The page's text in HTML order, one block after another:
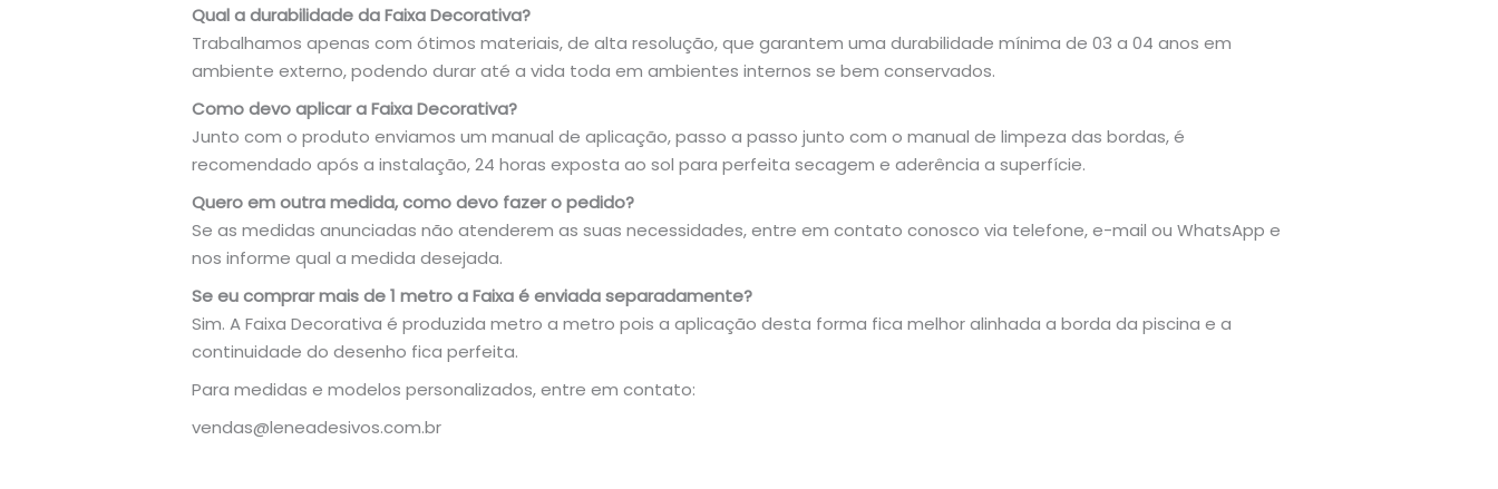
Qual a durabilidade da Faixa Decorativa?
Trabalhamos apenas com ótimos materiais, de alta resolução, que garantem uma durabilidade mínima de 03 a 04 anos em
ambiente externo, podendo durar até a vida toda em ambientes internos se bem conservados.
Como devo aplicar a Faixa Decorativa?
Junto com o produto enviamos um manual de aplicação, passo a passo junto com o manual de limpeza das bordas, é
recomendado após a instalação, 24 horas exposta ao sol para perfeita secagem e aderência a superfície.
Quero em outra medida, como devo fazer o pedido?
Se as medidas anunciadas não atenderem as suas necessidades, entre em contato conosco via telefone, e-mail ou WhatsApp e
nos informe qual a medida desejada.
Se eu comprar mais de 1 metro a Faixa é enviada separadamente?
Sim. A Faixa Decorativa é produzida metro a metro pois a aplicação desta forma fica melhor alinhada a borda da piscina e a
continuidade do desenho fica perfeita.
Para medidas e modelos personalizados, entre em contato:
vendas@leneadesivos.com.br